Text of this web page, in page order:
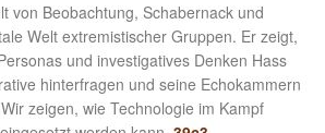
von Beobachtung, Schabernack und
Welt extremistischer Gruppen. Er zeigt,
und investigatives Denken Hass
hinterfragen und seine Echokammern
zeigen, wie Technologie im Kampf